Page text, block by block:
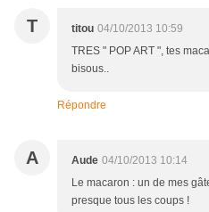
T titou 04/10/2013 10:59
TRES " POP ART ", tes
bisous..
Répondre
A Aude 04/10/2013 10:14
Le macaron : un de mes
presque tous les coups !